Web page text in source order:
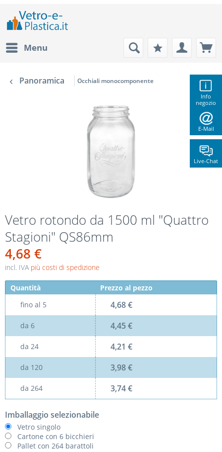
Info
negozio
E-Mail
Live-Chat
Menu
Panoramica Occhiali monocomponente
Vetro rotondo da 1500 ml "Quattro
Stagioni" QS86mm
4,68 €
incl. IVA più costi di spedizione
Quantità
Prezzo al pezzo
fino al 5 4,68 €
da 6 4,45 €
da 24 4,21 €
da 120 3,98 €
da 264 3,74 €
Imballaggio selezionabile
Vetro singolo
Cartone con 6 bicchieri
Pallet con 264 barattoli